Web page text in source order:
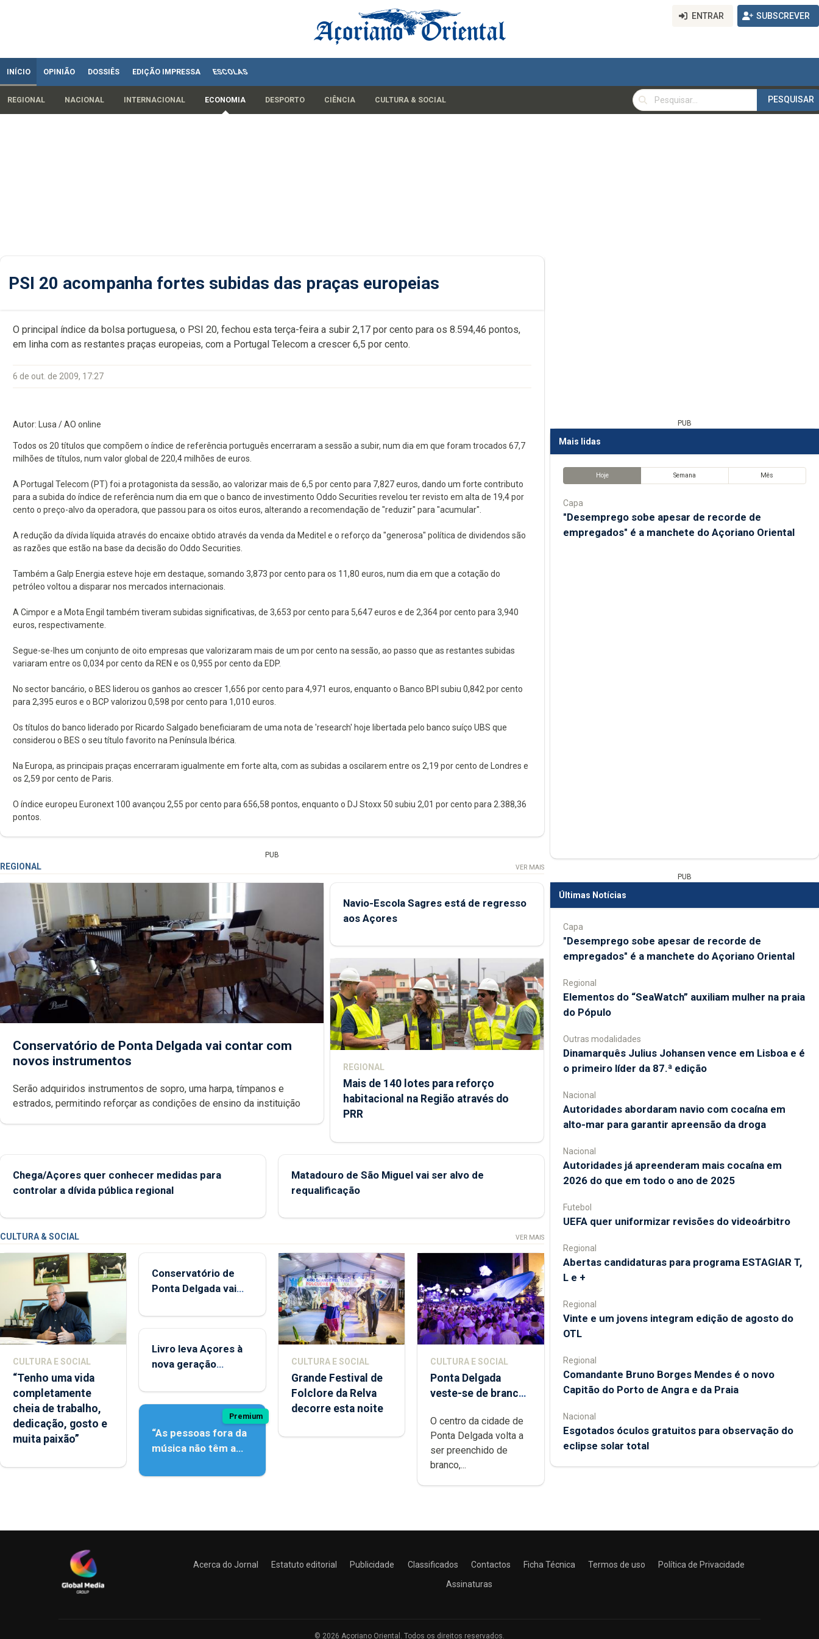
ENTRAR SUBSCREVER
INÍCIO OPINIÃO DOSSIÊS EDIÇÃO IMPRESSA ESCOLAS
REGIONAL NACIONAL INTERNACIONAL ECONOMIA DESPORTO CIÊNCIA CULTURA & SOCIAL
PESQUISAR
PESQUISAR
PSI 20 acompanha fortes subidas das praças europeias
O principal índice da bolsa portuguesa, o PSI 20, fechou esta terça-feira a subir 2,17 por cento para os 8.594,46 pontos,
em linha com as restantes praças europeias, com a Portugal Telecom a crescer 6,5 por cento.
6 de out. de 2009, 17:27
Autor: Lusa / AO online
Todos os 20 títulos que compõem o índice de referência português encerraram a sessão a subir, num dia em que foram trocados 67,7
milhões de títulos, num valor global de 220,4 milhões de euros.
A Portugal Telecom (PT) foi a protagonista da sessão, ao valorizar mais de 6,5 por cento para 7,827 euros, dando um forte contributo
para a subida do índice de referência num dia em que o banco de investimento Oddo Securities revelou ter revisto em alta de 19,4 por
cento o preço-alvo da operadora, que passou para os oitos euros, alterando a recomendação de "reduzir" para "acumular".
A redução da dívida líquida através do encaixe obtido através da venda da Meditel e o reforço da "generosa" política de dividendos são
as razões que estão na base da decisão do Oddo Securities.
Também a Galp Energia esteve hoje em destaque, somando 3,873 por cento para os 11,80 euros, num dia em que a cotação do
petróleo voltou a disparar nos mercados internacionais.
A Cimpor e a Mota Engil também tiveram subidas significativas, de 3,653 por cento para 5,647 euros e de 2,364 por cento para 3,940
euros, respectivamente.
Segue-se-lhes um conjunto de oito empresas que valorizaram mais de um por cento na sessão, ao passo que as restantes subidas
variaram entre os 0,034 por cento da REN e os 0,955 por cento da EDP.
No sector bancário, o BES liderou os ganhos ao crescer 1,656 por cento para 4,971 euros, enquanto o Banco BPI subiu 0,842 por cento
para 2,395 euros e o BCP valorizou 0,598 por cento para 1,010 euros.
Os títulos do banco liderado por Ricardo Salgado beneficiaram de uma nota de 'research' hoje libertada pelo banco suíço UBS que
considerou o BES o seu título favorito na Península Ibérica.
Na Europa, as principais praças encerraram igualmente em forte alta, com as subidas a oscilarem entre os 2,19 por cento de Londres e
os 2,59 por cento de Paris.
O índice europeu Euronext 100 avançou 2,55 por cento para 656,58 pontos, enquanto o DJ Stoxx 50 subiu 2,01 por cento para 2.388,36
pontos.
PUB
REGIONAL VER MAIS
Conservatório de Ponta Delgada vai contar com
novos instrumentos
Serão adquiridos instrumentos de sopro, uma harpa, tímpanos e
estrados, permitindo reforçar as condições de ensino da instituição
Navio-Escola Sagres está de regresso
aos Açores
REGIONAL
Mais de 140 lotes para reforço
habitacional na Região através do
PRR
Chega/Açores quer conhecer medidas para
controlar a dívida pública regional
Matadouro de São Miguel vai ser alvo de
requalificação
CULTURA & SOCIAL VER MAIS
CULTURA E SOCIAL
“Tenho uma vida
completamente
cheia de trabalho,
dedicação, gosto e
muita paixão”
Conservatório de
Ponta Delgada vai
instrumentos
Livro leva Açores à
nova geração
Premium
“As pessoas fora da
música não têm a
é produzir uma
CULTURA E SOCIAL
Grande Festival de
Folclore da Relva
decorre esta noite
CULTURA E SOCIAL
Ponta Delgada
veste-se de branco
O centro da cidade de
Ponta Delgada volta a
ser preenchido de
branco,...
PUB
Mais lidas
Hoje Semana Mês
Capa
"Desemprego sobe apesar de recorde de
empregados" é a manchete do Açoriano Oriental
PUB
Últimas Notícias
Capa
"Desemprego sobe apesar de recorde de
empregados" é a manchete do Açoriano Oriental
Regional
​Elementos do “SeaWatch” auxiliam mulher na praia
do Pópulo
Outras modalidades
Dinamarquês Julius Johansen vence em Lisboa e é
o primeiro líder da 87.ª edição
Nacional
Autoridades abordaram navio com cocaína em
alto-mar para garantir apreensão da droga
Nacional
Autoridades já apreenderam mais cocaína em
2026 do que em todo o ano de 2025
Futebol
UEFA quer uniformizar revisões do videoárbitro
Regional
Abertas candidaturas para programa ESTAGIAR T,
L e +
Regional
Vinte e um jovens integram edição de agosto do
OTL
Regional
Comandante Bruno Borges Mendes é o novo
Capitão do Porto de Angra e da Praia
Nacional
Esgotados óculos gratuitos para observação do
eclipse solar total
Acerca do Jornal Estatuto editorial Publicidade Classificados Contactos Ficha Técnica Termos de uso
Política de Privacidade
Assinaturas
© 2026 Açoriano Oriental. Todos os direitos reservados.